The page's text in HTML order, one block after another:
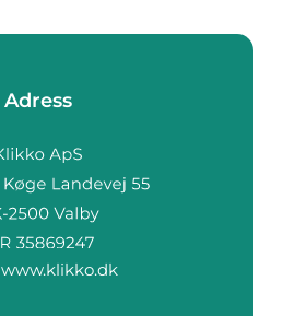
Adress
www.klikko.dk